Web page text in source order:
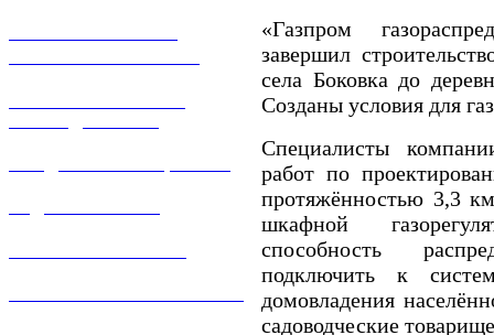
«Газпром
завершил
села Боковка до
Созданы условия для
Специалисты
работ по
протяжённостью 3,3
шкафной
способность
подключить к
домовладения
садоводческие